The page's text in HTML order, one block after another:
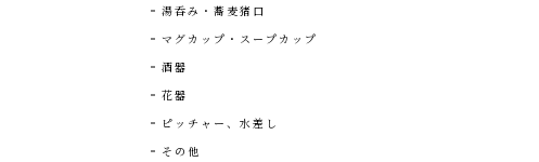
湯呑み・蕎麦猪口
マグカップ・スープカップ
酒器
花器
ピッチャー、水差し
その他